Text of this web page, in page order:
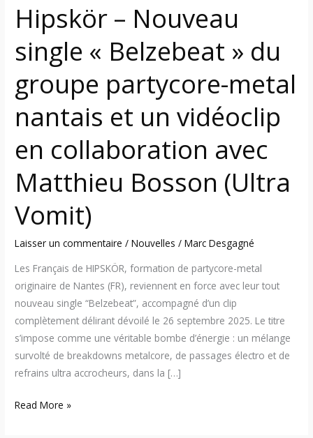
Hipskör – Nouveau
single « Belzebeat » du
groupe partycore-metal
nantais et un vidéoclip
en collaboration avec
Matthieu Bosson (Ultra
Vomit)
Laisser un commentaire /Nouvelles /Marc Desgagné
Les Français de HIPSKÖR, formation de partycore-metal
originaire de Nantes (FR), reviennent en force avec leur tout
nouveau single “Belzebeat”, accompagné d’un clip
complètement délirant dévoilé le 26 septembre 2025. Le titre
s’impose comme une véritable bombe d’énergie : un mélange
survolté de breakdowns metalcore, de passages électro et de
refrains ultra accrocheurs, dans la […]
un
vidéoclip
en
collaboration
avec
Matthieu
Bosson
Vomit)
Read More »